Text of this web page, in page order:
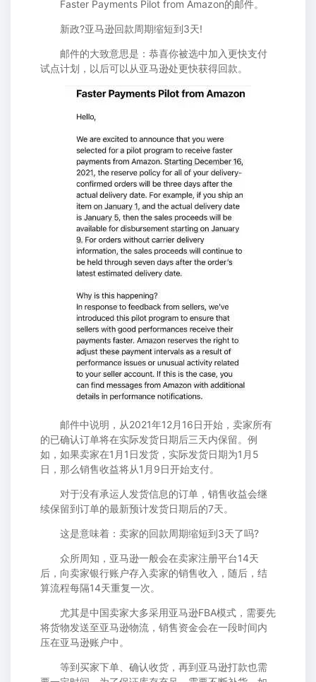
Faster Payments Pilot from Amazon的邮件。
新政?亚马逊回款周期缩短到3天!
邮件的大致意思是：恭喜你被选中加入更快支付
试点计划，以后可以从亚马逊处更快获得回款。
邮件中说明，从2021年12月16日开始，卖家所有
的已确认订单将在实际发货日期后三天内保留。例
如，如果卖家在1月1日发货，实际发货日期为1月5
日，那么销售收益将从1月9日开始支付。
对于没有承运人发货信息的订单，销售收益会继
续保留到订单的最新预计发货日期后的7天。
这是意味着：卖家的回款周期缩短到3天了吗?
众所周知，亚马逊一般会在卖家注册平台14天
后，向卖家银行账户存入卖家的销售收入，随后，结
算流程每隔14天重复一次。
尤其是中国卖家大多采用亚马逊FBA模式，需要先
将货物发送至亚马逊物流，销售资金会在一段时间内
压在亚马逊账户中。
等到买家下单、确认收货，再到亚马逊打款也需